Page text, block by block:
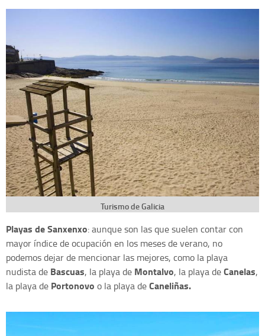
Turismo de Galicia
Playas de Sanxenxo: aunque son las que suelen contar con
mayor índice de ocupación en los meses de verano, no
podemos dejar de mencionar las mejores, como la playa
nudista de Bascuas, la playa de Montalvo, la playa deCanelas,
la playa de Portonovo o la playa deCaneliñas.